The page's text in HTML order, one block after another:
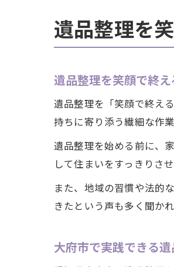
遺品整理を
遺品整理を笑顔で終
遺品整理を「笑顔で終え
持ちに寄り添う繊細な作
遺品整理を始める前に、
して住まいをすっきりさ
また、地域の習慣や法的
きたという声も多く聞か
大府市で実践できる